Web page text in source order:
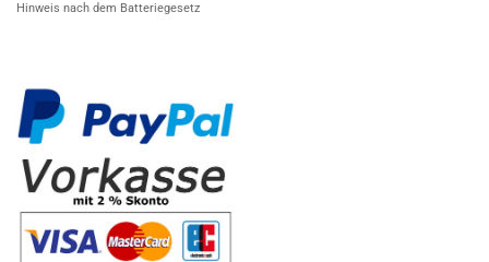
Hinweis nach dem Batteriegesetz